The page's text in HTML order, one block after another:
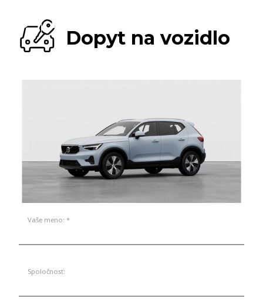
Dopyt na vozidlo
Vaše meno: *
Spoločnosť: